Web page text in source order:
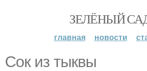
ЗЕЛЁНЫЙ
главная новости
Сок из тыквы